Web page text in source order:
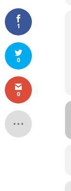
1
0
0